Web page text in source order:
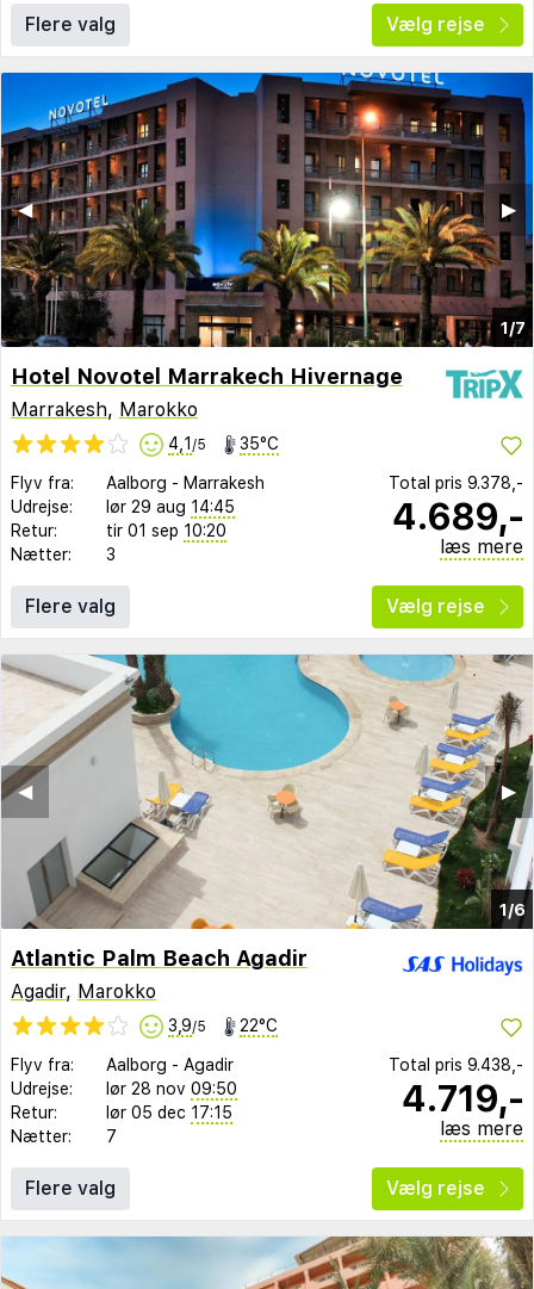
Flere valg Vælg rejse
1/7
▶︎
◀︎
Hotel Novotel Marrakech Hivernage
Marrakesh, Marokko
4,1 /5 35°C
Flyv fra: Aalborg - Marrakesh
Udrejse:
lør 29 aug 14:45
Retur:
tir 01 sep 10:20
Nætter:
3
Total pris 9.378,-
4.689,-
læs mere
Flere valg Vælg rejse
1/6
▶︎
◀︎
Atlantic Palm Beach Agadir
Agadir, Marokko
3,9/5 22°C
Flyv fra: Aalborg - Agadir
Udrejse:
lør 28 nov 09:50
Retur:
lør 05 dec 17:15
Nætter:
7
Total pris 9.438,-
4.719,-
læs mere
Flere valg Vælg rejse